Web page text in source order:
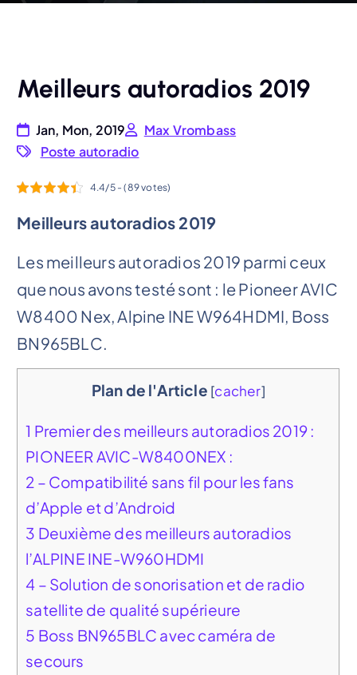
Meilleurs autoradios 2019
Jan, Mon, 2019
Max Vrombass
Poste autoradio
4.4/5 - (89 votes)
Meilleurs autoradios 2019
Les meilleurs autoradios 2019 parmi ceux
que nous avons testé sont : le Pioneer AVIC
W8400 Nex, Alpine INE W964HDMI, Boss
BN965BLC.
Plan de l'Article [cacher]
1 Premier des meilleurs autoradios 2019 :
PIONEER AVIC-W8400NEX :
2 – Compatibilité sans fil pour les fans
d’Apple et d’Android
3 Deuxième des meilleurs autoradios
l’ALPINE INE-W960HDMI
4 – Solution de sonorisation et de radio
satellite de qualité supérieure
5 Boss BN965BLC avec caméra de
secours